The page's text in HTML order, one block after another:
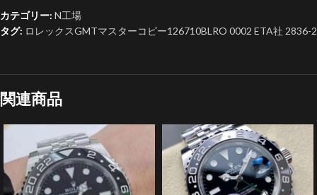
カテゴリー: N工場
タグ: ロレックスGMTマスターコピー126710BLRO 0002 ETA社 2836-2
関連商品